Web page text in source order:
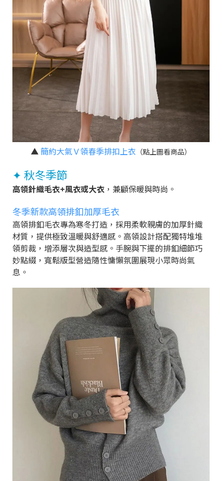
▲簡約大氣Ｖ領春季排扣上衣 （點上圖看商品）
✦ 秋冬季節
高領針織毛衣+風衣或大衣 ，兼顧保暖與時尚。
冬季新款高領排釦加厚毛衣
高領排釦毛衣專為寒冬打造，採用柔軟親膚的加厚針織
材質，提供極致溫暖與舒適感。高領設計搭配獨特堆堆
領剪裁，增添層次與造型感。手腕與下擺的排釦細節巧
妙點綴，寬鬆版型營造隨性慵懶氛圍展現小眾時尚氣
息。